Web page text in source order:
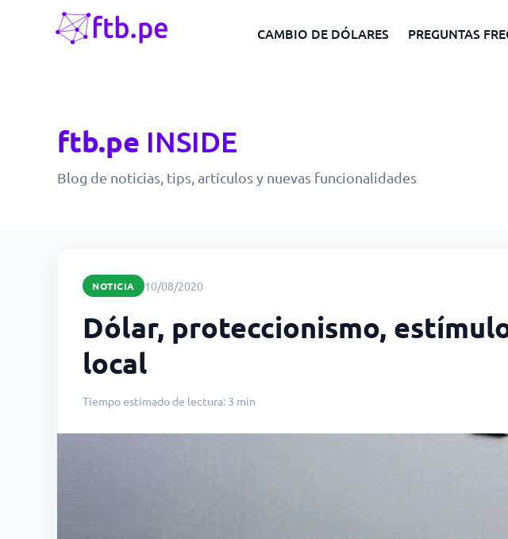
CAMBIO DE DÓLARES PREGUNTAS
ftb.pe INSIDE
Blog de noticias, tips, artículos y nuevas funcionalidades
NOTICIA 10/08/2020
Dólar, proteccionismo,
local
Tiempo estimado de lectura: 3 min